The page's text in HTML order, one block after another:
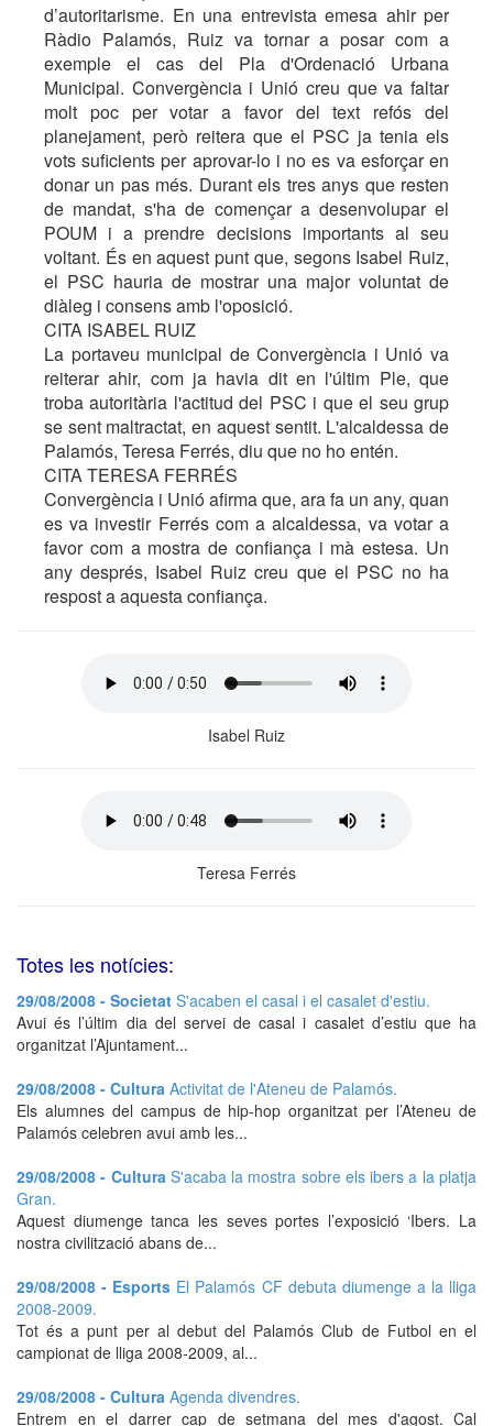
d’autoritarisme. En una entrevista emesa ahir per
Ràdio Palamós, Ruiz va tornar a posar com a
exemple el cas del Pla d'Ordenació Urbana
Municipal. Convergència i Unió creu que va faltar
molt poc per votar a favor del text refós del
planejament, però reitera que el PSC ja tenia els
vots suficients per aprovar-lo i no es va esforçar en
donar un pas més. Durant els tres anys que resten
de mandat, s'ha de començar a desenvolupar el
POUM i a prendre decisions importants al seu
voltant. És en aquest punt que, segons Isabel Ruiz,
el PSC hauria de mostrar una major voluntat de
diàleg i consens amb l'oposició.
CITA ISABEL RUIZ
La portaveu municipal de Convergència i Unió va
reiterar ahir, com ja havia dit en l'últim Ple, que
troba autoritària l'actitud del PSC i que el seu grup
se sent maltractat, en aquest sentit. L'alcaldessa de
Palamós, Teresa Ferrés, diu que no ho entén.
CITA TERESA FERRÉS
Convergència i Unió afirma que, ara fa un any, quan
es va investir Ferrés com a alcaldessa, va votar a
favor com a mostra de confiança i mà estesa. Un
any després, Isabel Ruiz creu que el PSC no ha
respost a aquesta confiança.
Isabel Ruiz
Teresa Ferrés
Totes les notícies:
29/08/2008 - Societat S'acaben el casal i el casalet d'estiu.
Avui és l’últim dia del servei de casal i casalet d’estiu que ha
organitzat l’Ajuntament...
29/08/2008 - Cultura Activitat de l'Ateneu de Palamós.
Els alumnes del campus de hip-hop organitzat per l’Ateneu de
Palamós celebren avui amb les...
29/08/2008 - Cultura S'acaba la mostra sobre els ibers a la platja
Gran.
Aquest diumenge tanca les seves portes l’exposició ‘Ibers. La
nostra civilització abans de...
29/08/2008 - Esports El Palamós CF debuta diumenge a la lliga
2008-2009.
Tot és a punt per al debut del Palamós Club de Futbol en el
campionat de lliga 2008-2009, al...
29/08/2008 - Cultura Agenda divendres.
Entrem en el darrer cap de setmana del mes d'agost. Cal